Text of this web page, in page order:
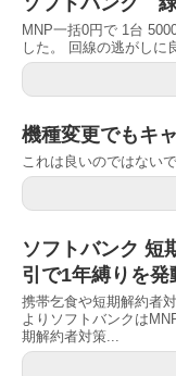
MNP一括0円で 1台
した。 回線の逃がしに
機種変更でもキ
これは良いのではない
ソフトバンク 短
引で1年縛りを発
携帯乞食や短期解約者
よりソフトバンクは
期解約者対策...